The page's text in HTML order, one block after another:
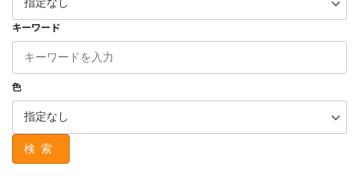
キーワード
色
検索